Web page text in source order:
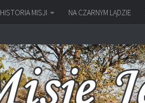
HISTORIA MISJI NA CZARNYM LĄDZIE